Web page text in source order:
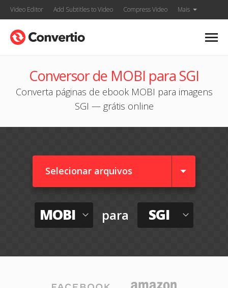
Video Editor Add Subtitles to Video Compress Video Mais
Conversor de MOBI para SGI
Converta páginas de ebook MOBI para imagens
SGI — grátis online
Selecionar arquivos
MOBI para SGI